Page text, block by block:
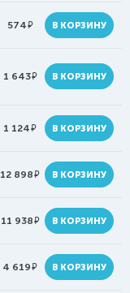
574руб. В КОРЗИНУ
1 643руб. В КОРЗИНУ
1 124руб. В КОРЗИНУ
12 898руб. В КОРЗИНУ
11 938руб. В КОРЗИНУ
4 619руб. В КОРЗИНУ